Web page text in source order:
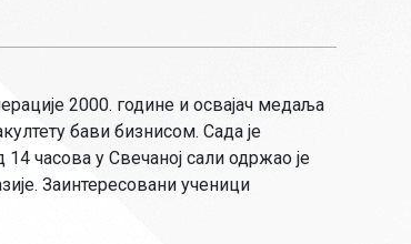
2000. године и освајач медаља
бави бизнисом. Сада је
часова у Свечаној сали одржаo је
Заинтересовани ученици